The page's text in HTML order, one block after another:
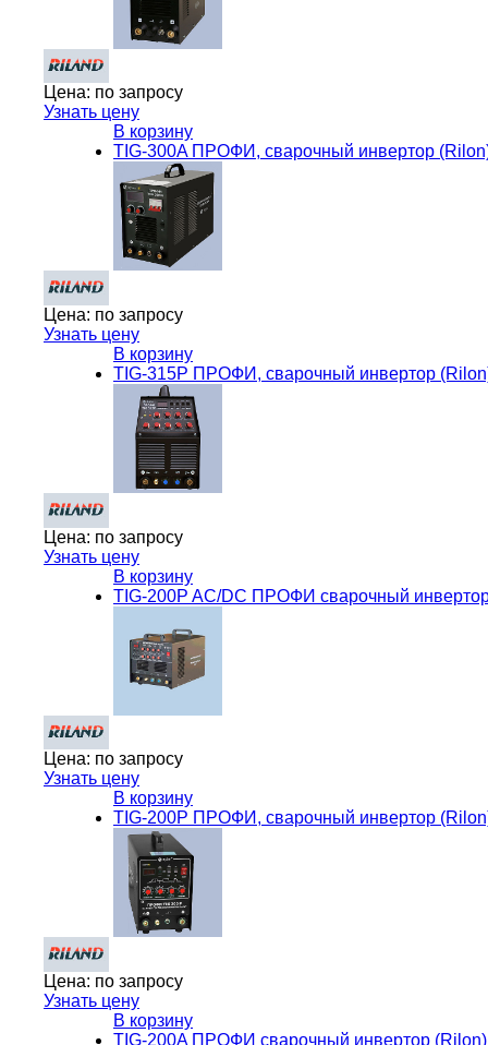
Цена: по запросу
Узнать цену
В корзину
TIG-300A ПРОФИ, сварочный инвертор
Цена: по запросу
Узнать цену
В корзину
TIG-315P ПРОФИ, сварочный инвертор
Цена: по запросу
Узнать цену
В корзину
TIG-200P AC/DC ПРОФИ cварочный
Цена: по запросу
Узнать цену
В корзину
TIG-200P ПРОФИ, сварочный инвертор
Цена: по запросу
Узнать цену
В корзину
TIG-200A ПРОФИ cварочный инвертор (Rilon)